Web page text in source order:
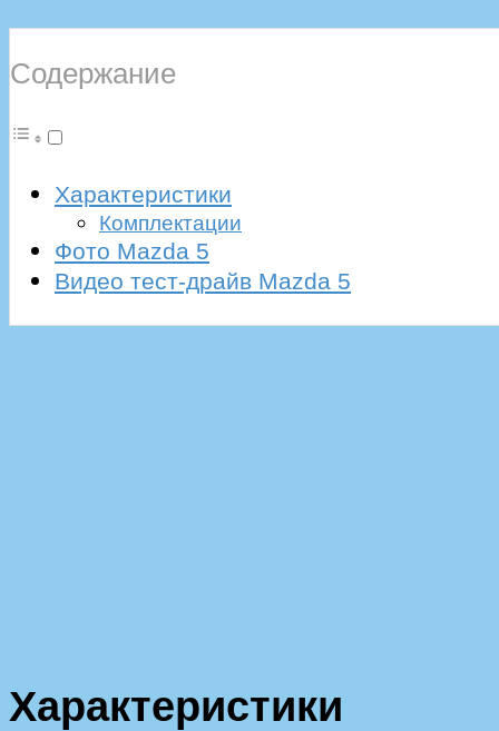
Содержание
Характеристики
Комплектации
Фото Mazda 5
Видео тест-драйв Mazda 5
Характеристики